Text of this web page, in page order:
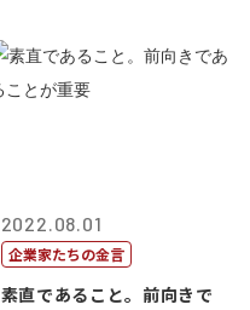
2022.08.01
企業家たちの金言
素直であること。前向きで